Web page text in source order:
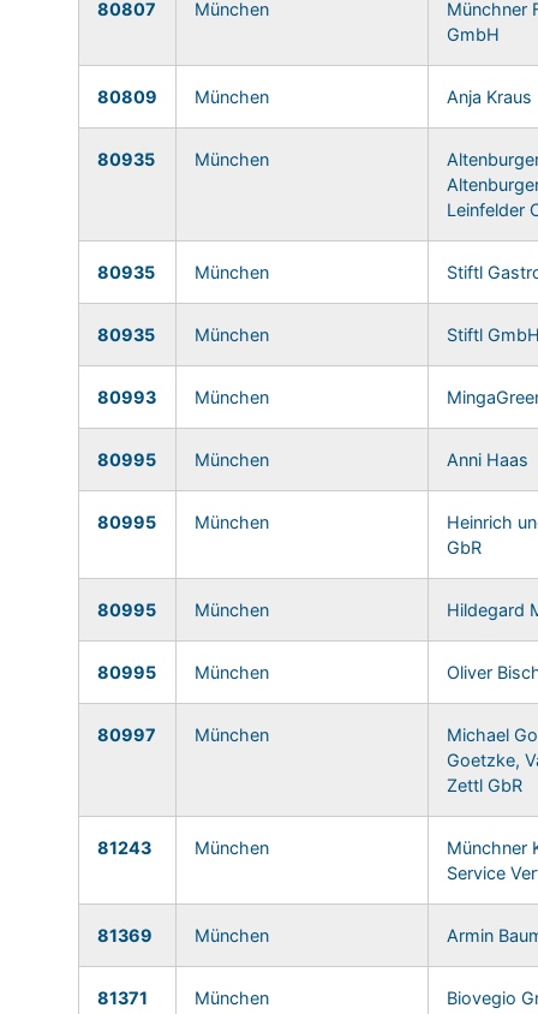
80807 München
Münchner
GmbH
80809 München Anja Kraus
80935 München
Leinfelder
80935 München Stiftl
80935 München Stiftl
80993 München
80995 München Anni Haas
80995 München
Heinrich
GbR
80995 München Hildegard
80995 München Oliver
80997 München
Michael
Goetzke,
Zettl GbR
81243 München
Münchner
Service
81369 München Armin
81371 München Biovegio